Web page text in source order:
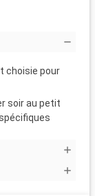
choisie pour
soir au petit